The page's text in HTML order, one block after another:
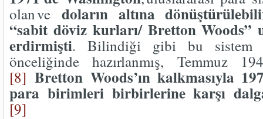
olan vedoların altına
“sabit döviz kurları/ Bretton Woods”
erdirmişti. Bilindiği gibi bu sistem
önceliğinde hazırlanmış, Temmuz
[8] Bretton Woods’ın kalkmasıyla
para birimleri birbirlerine karşı
[9]